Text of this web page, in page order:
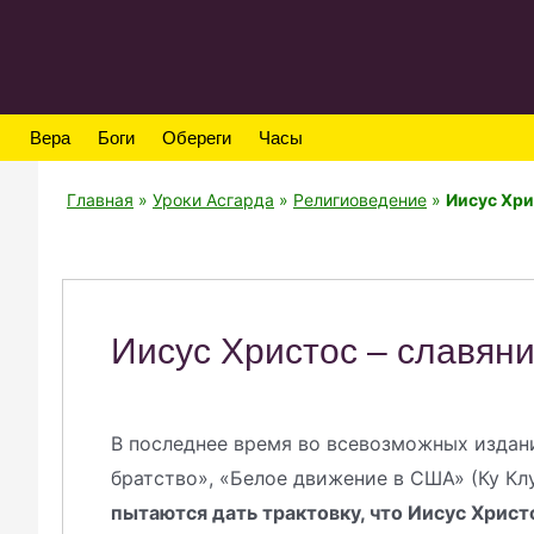
Вера Боги Обереги Часы
Главная » Уроки Асгарда » Религиоведение » Иисус
Иисус Христос –
В последнее время во всевозможных
братство», «Белое движение в США» (Ку
пытаются дать трактовку, что Иисус